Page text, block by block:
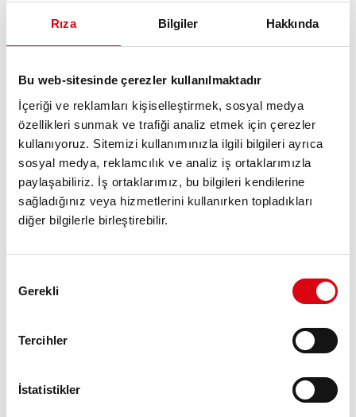
Rıza Bilgiler Hakkında
Bu web-sitesinde çerezler kullanılmaktadır
İçeriği ve reklamları kişiselleştirmek, sosyal medya
özellikleri sunmak ve trafiği analiz etmek için çerezler
kullanıyoruz. Sitemizi kullanımınızla ilgili bilgileri ayrıca
sosyal medya, reklamcılık ve analiz iş ortaklarımızla
paylaşabiliriz. İş ortaklarımız, bu bilgileri kendilerine
sağladığınız veya hizmetlerini kullanırken topladıkları
diğer bilgilerle birleştirebilir.
Seçimi
Gerekli
Tercihler
İstatistikler
GÜÇLÜ ALTERNATİF
Yüksek enerji ihtiyacına veya yüksek soğuk marş
gereksinimlerine sahip araçlar için tavsiyemiz.
ÜRÜN AYRINTILARI >
Buffalo Bull EFB
EFB 650 17